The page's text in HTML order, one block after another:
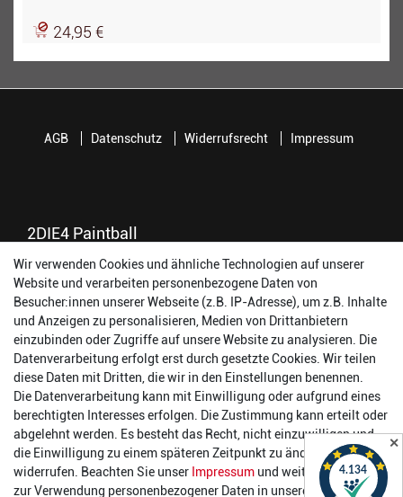
24,95 €
2DIE4 Paintball
56457 Westerburg
Reinhold-Ferger-Straße 26
order@2die4-sports.com
0 26 63/ 9 68 69 37
Öffnungszeiten
14:00 - 17:00 Uhr
Dienstag:
14:00 - 17:00 Uhr
Mittwoch:
14:00 - 17:00 Uhr
Donnerstag:
14:00 - 17:00 Uhr
14:00 - 19:00 Uhr
AGB Datenschutz Widerrufsrecht Impressum
Wir verwenden Cookies und ähnliche Technologien auf unserer
Website und verarbeiten personenbezogene Daten von
Besucher:innen unserer Webseite (z.B. IP-Adresse), um z.B. Inhalte
und Anzeigen zu personalisieren, Medien von Drittanbietern
einzubinden oder Zugriffe auf unsere Website zu analysieren. Die
Datenverarbeitung erfolgt erst durch gesetzte Cookies. Wir teilen
diese Daten mit Dritten, die wir in den Einstellungen benennen.
Die Datenverarbeitung kann mit Einwilligung oder aufgrund eines
berechtigten Interesses erfolgen. Die Zustimmung kann erteilt oder
abgelehnt werden. Es besteht das Recht, nicht einzuwilligen und
die Einwilligung zu einem späteren Zeitpunkt zu ändern oder zu
widerrufen. Beachten Sie unser Impressum und weitere Hinweise
zur Verwendung personenbezogener Daten in unserer
Daten­
✕